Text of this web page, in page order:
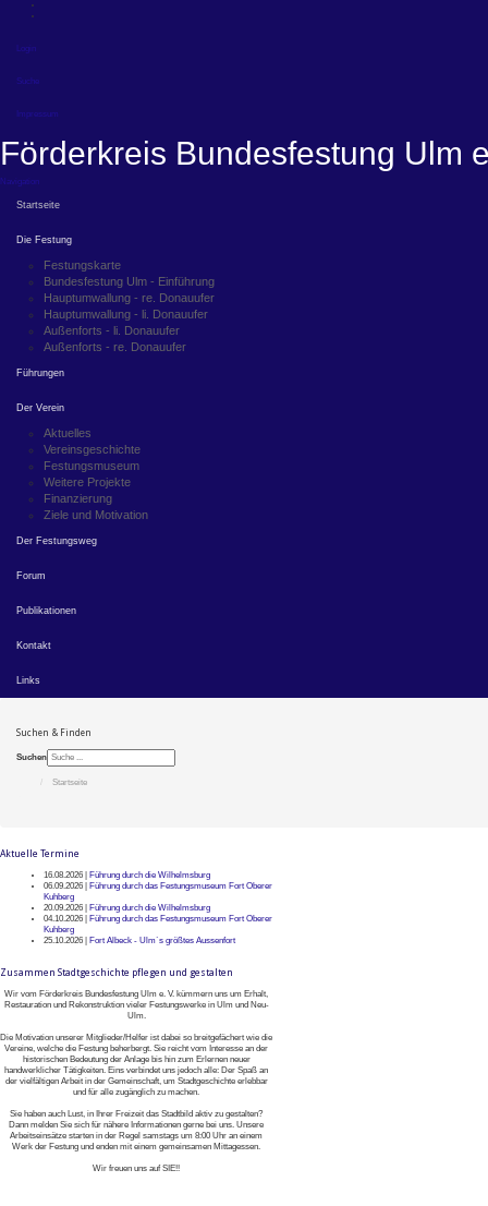
Login
Suche
Impressum
Förderkreis Bundesfestung Ulm
Navigation
Startseite
Die Festung
Festungskarte
Bundesfestung Ulm - Einführung
Hauptumwallung - re. Donauufer
Hauptumwallung - li. Donauufer
Außenforts - li. Donauufer
Außenforts - re. Donauufer
Führungen
Der Verein
Aktuelles
Vereinsgeschichte
Festungsmuseum
Weitere Projekte
Finanzierung
Ziele und Motivation
Der Festungsweg
Forum
Publikationen
Kontakt
Links
Suchen & Finden
Suchen
Startseite
Aktuelle Termine
16.08.2026 |
Führung durch die Wilhelmsburg
06.09.2026 |
Führung durch das Festungsmuseum Fort Oberer
Kuhberg
20.09.2026 |
Führung durch die Wilhelmsburg
04.10.2026 |
Führung durch das Festungsmuseum Fort Oberer
Kuhberg
25.10.2026 |
Fort Albeck - Ulm`s größtes Aussenfort
Zusammen Stadtgeschichte pflegen und gestalten
Wir vom Förderkreis Bundesfestung Ulm e. V. kümmern uns um Erhalt,
Restauration und Rekonstruktion vieler Festungswerke in Ulm und Neu-
Ulm.
Die Motivation unserer Mitglieder/Helfer ist dabei so breitgefächert wie die
Vereine, welche die Festung beherbergt. Sie reicht vom Interesse an der
historischen Bedeutung der Anlage bis hin zum Erlernen neuer
handwerklicher Tätigkeiten. Eins verbindet uns jedoch alle: Der Spaß an
der vielfältigen Arbeit in der Gemeinschaft, um Stadtgeschichte erlebbar
und für alle zugänglich zu machen.
Sie haben auch Lust, in Ihrer Freizeit das Stadtbild aktiv zu gestalten?
Dann melden Sie sich für nähere Informationen gerne bei uns. Unsere
Arbeitseinsätze starten in der Regel samstags um 8:00 Uhr an einem
Werk der Festung und enden mit einem gemeinsamen Mittagessen.
Wir freuen uns auf SIE!!